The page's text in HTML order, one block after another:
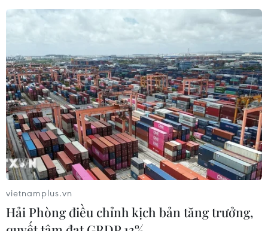
vietnamplus.vn
Hải Phòng điều chỉnh kịch bản tăng trưởng,